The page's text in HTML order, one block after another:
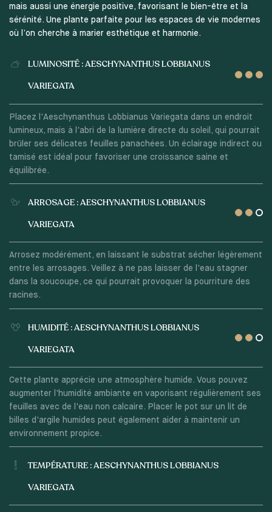
mais aussi une énergie positive, favorisant le bien-être et la
sérénité. Une plante parfaite pour les espaces de vie modernes
où l’on cherche à marier esthétique et harmonie.
LUMINOSITÉ : AESCHYNANTHUS LOBBIANUS
VARIEGATA
Placez l'Aeschynanthus Lobbianus Variegata dans un endroit
lumineux, mais à l'abri de la lumière directe du soleil, qui pourrait
brûler ses délicates feuilles panachées. Un éclairage indirect ou
tamisé est idéal pour favoriser une croissance saine et
équilibrée.
ARROSAGE : AESCHYNANTHUS LOBBIANUS
VARIEGATA
Arrosez modérément, en laissant le substrat sécher légèrement
entre les arrosages. Veillez à ne pas laisser de l'eau stagner
dans la soucoupe, ce qui pourrait provoquer la pourriture des
racines.
HUMIDITÉ : AESCHYNANTHUS LOBBIANUS
VARIEGATA
Cette plante apprécie une atmosphère humide. Vous pouvez
augmenter l'humidité ambiante en vaporisant régulièrement ses
feuilles avec de l'eau non calcaire. Placer le pot sur un lit de
billes d'argile humides peut également aider à maintenir un
environnement propice.
TEMPÉRATURE : AESCHYNANTHUS LOBBIANUS
VARIEGATA